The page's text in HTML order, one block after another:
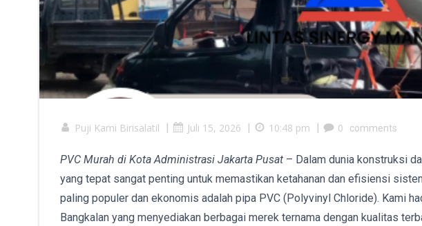
Puji Kami Birisalatil | Juli 15, 2026 | 10:48 pm | 0 comments
PVC Murah di Kota Administrasi Jakarta Pusat – Dalam dunia konstruksi
yang tepat sangat penting untuk memastikan ketahanan dan efisiensi
paling populer dan ekonomis adalah pipa PVC (Polyvinyl Chloride). Kami
Bangkalan yang menyediakan berbagai merek ternama dengan kualitas